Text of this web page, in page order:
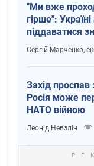
"Ми вже
гірше":
піддаватися
ракетний терор
Сергій Марченко,
Захід проспав
Росія може
НАТО війною
Леонід Невзлін